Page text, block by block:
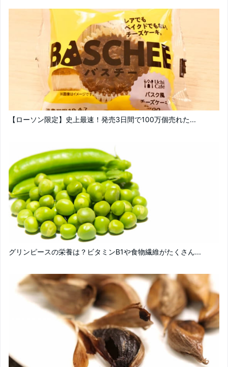
【ローソン限定】史上最速！発売3日間で100万個売れた...
グリンピースの栄養は？ビタミンB1や食物繊維がたくさん...